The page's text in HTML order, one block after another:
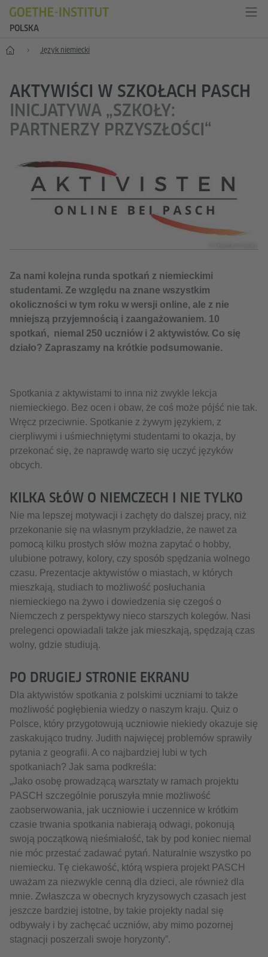
POLSKA
Start Język niemiecki
AKTYWIŚCI W SZKOŁACH PASCH
INICJATYWA „SZKOŁY:
PARTNERZY PRZYSZŁOŚCI“
Za nami kolejna runda spotkań z niemieckimi
studentami. Ze względu na znane wszystkim
okoliczności w tym roku w wersji online, ale z nie
mniejszą przyjemnością i zaangażowaniem. 10
spotkań, niemal 250 uczniów i 2 aktywistów. Co się
działo? Zapraszamy na krótkie podsumowanie.
Spotkania z aktywistami to inna niż zwykle lekcja
niemieckiego. Bez ocen i obaw, że coś może pójść nie tak.
Wręcz przeciwnie. Spotkanie z żywym językiem, z
cierpliwymi i uśmiechniętymi studentami to okazja, by
przekonać się, że naprawdę warto się uczyć języków
obcych.
KILKA SŁÓW O NIEMCZECH I NIE TYLKO
Nie ma lepszej motywacji i zachęty do dalszej pracy, niż
przekonanie się na własnym przykładzie, że nawet za
pomocą kilku prostych słów można zapytać o hobby,
ulubione potrawy, kolory, czy sposób spędzania wolnego
czasu. Prezentacje aktywistów o miastach, w których
mieszkają, studiach to możliwość posłuchania
niemieckiego na żywo i dowiedzenia się czegoś o
Niemczech z perspektywy nieco starszych kolegów. Nasi
prelegenci opowiadali także jak mieszkają, spędzają czas
wolny, gdzie studiują.
PO DRUGIEJ STRONIE EKRANU
Dla aktywistów spotkania z polskimi uczniami to także
możliwość pogłębienia wiedzy o naszym kraju. Quiz o
Polsce, który przygotowują uczniowie niekiedy okazuje się
zaskakująco trudny. Judith najwięcej problemów sprawiły
pytania z geografii. A co najbardziej lubi w tych
spotkaniach? Jak sama podkreśla:
„Jako osobę prowadzącą warsztaty w ramach projektu
PASCH szczególnie poruszyła mnie możliwość
zaobserwowania, jak uczniowie i uczennice w krótkim
czasie trwania spotkania nabierają odwagi, pokonują
swoją początkową nieśmiałość, tak by pod koniec niemal
nie móc przestać zadawać pytań. Naturalnie wszystko po
niemiecku. Tę ciekawość, którą wspiera projekt PASCH
uważam za niezwykle cenną dla dzieci, ale również dla
mnie. Zwłaszcza w obecnych kryzysowych czasach jest
jeszcze bardziej istotne, by takie projekty nadal się
odbywały i by zachęcać uczniów, aby mimo pozornej
stagnacji poszerzali swoje horyzonty”.